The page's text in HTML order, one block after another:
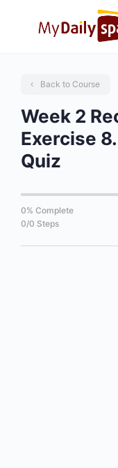
Back to Course
Week 2
Exercise
Quiz
0% Complete
0/0 Steps